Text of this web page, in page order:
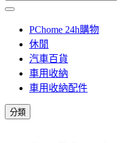
PChome 24h購物
休閒
汽車百貨
車用收納
車用收納配件
分類